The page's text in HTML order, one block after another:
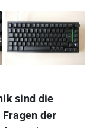
sind die
der